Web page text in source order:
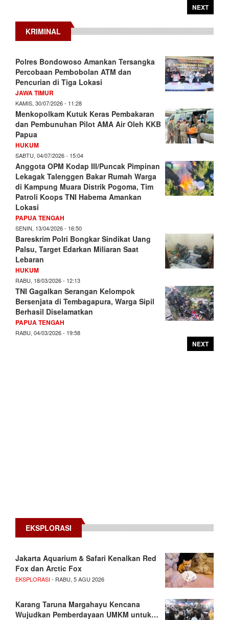
NEXT
KRIMINAL
Polres Bondowoso Amankan Tersangka
Percobaan Pembobolan ATM dan
Pencurian di Tiga Lokasi
JAWA TIMUR
KAMIS, 30/07/2026 - 11:28
Menkopolkam Kutuk Keras Pembakaran
dan Pembunuhan Pilot AMA Air Oleh KKB
Papua
HUKUM
SABTU, 04/07/2026 - 15:04
Anggota OPM Kodap III/Puncak Pimpinan
Lekagak Talenggen Bakar Rumah Warga
di Kampung Muara Distrik Pogoma, Tim
Patroli Koops TNI Habema Amankan
Lokasi
PAPUA TENGAH
SENIN, 13/04/2026 - 16:50
Bareskrim Polri Bongkar Sindikat Uang
Palsu, Target Edarkan Miliaran Saat
Lebaran
HUKUM
RABU, 18/03/2026 - 12:13
TNI Gagalkan Serangan Kelompok
Bersenjata di Tembagapura, Warga Sipil
Berhasil Diselamatkan
PAPUA TENGAH
RABU, 04/03/2026 - 19:58
NEXT
EKSPLORASI
Jakarta Aquarium & Safari Kenalkan Red
Fox dan Arctic Fox
EKSPLORASI- RABU, 5 AGU 2026
Karang Taruna Margahayu Kencana
Wujudkan Pemberdayaan UMKM untuk…